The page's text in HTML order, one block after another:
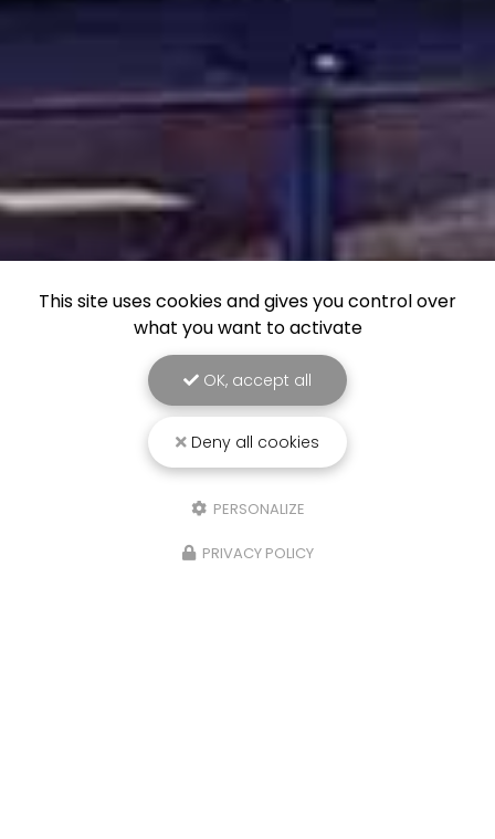
This site uses cookies and gives you control over
what you want to activate
OK, accept all
Deny all cookies
PERSONALIZE
PRIVACY POLICY